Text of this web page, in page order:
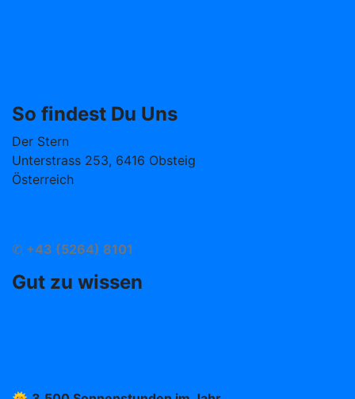
So findest Du Uns
Der Stern
Unterstrass 253, 6416 Obsteig
Österreich
✆ +43 (5264) 8101
Gut zu wissen